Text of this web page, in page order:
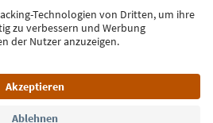
Jetzt anmelden